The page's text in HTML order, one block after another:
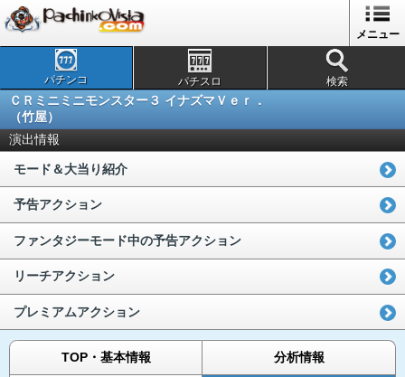
メニュー
パチンコ パチスロ 検索
ＣＲミニミニモンスター３ イナズマＶｅｒ．
（竹屋）
演出情報
モード＆大当り紹介
予告アクション
ファンタジーモード中の予告アクション
リーチアクション
プレミアムアクション
TOP・基本情報 分析情報